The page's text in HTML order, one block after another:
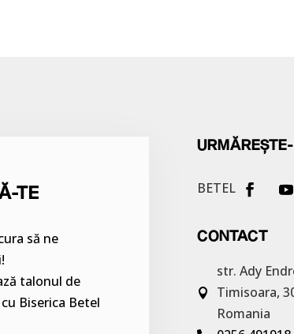
TE
să ne
talonul de
Biserica Betel
BETEL
CONTACT

str. Ady
Timisoara,
Romania